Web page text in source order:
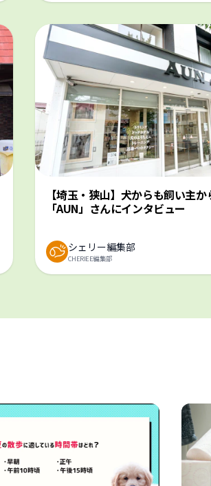
【埼玉・狭山】犬からも飼い主
「AUN」さんにインタビュー
シェリー編集部
CHERIEE編集部